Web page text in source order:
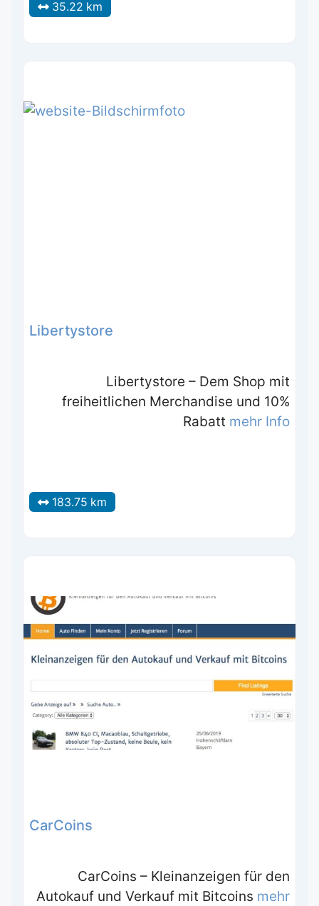
35.22 km
Libertystore
Libertystore – Dem Shop mit
freiheitlichen Merchandise und 10%
Rabatt mehr Info
183.75 km
CarCoins
CarCoins – Kleinanzeigen für den
Autokauf und Verkauf mit Bitcoins mehr